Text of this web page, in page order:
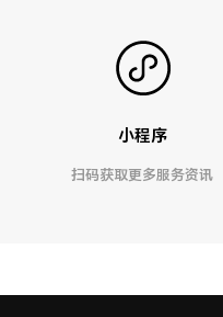
小程序
扫码获取更多服务资讯